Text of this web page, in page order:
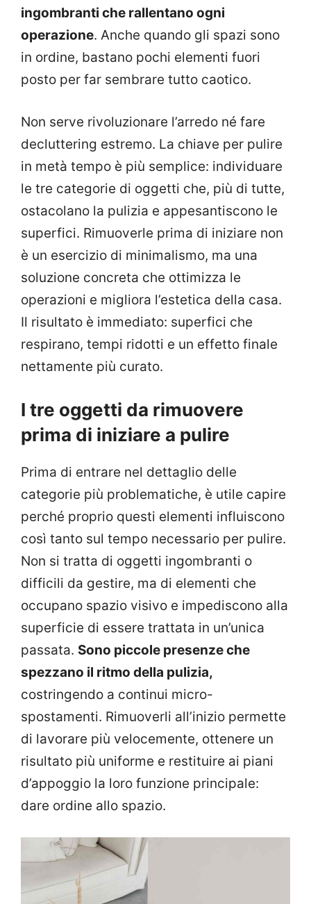
ingombranti che rallentano ogni
operazione. Anche quando gli spazi sono
in ordine, bastano pochi elementi fuori
posto per far sembrare tutto caotico.
Non serve rivoluzionare l’arredo né fare
decluttering estremo. La chiave per pulire
in metà tempo è più semplice: individuare
le tre categorie di oggetti che, più di tutte,
ostacolano la pulizia e appesantiscono le
superfici. Rimuoverle prima di iniziare non
è un esercizio di minimalismo, ma una
soluzione concreta che ottimizza le
operazioni e migliora l’estetica della casa.
Il risultato è immediato: superfici che
respirano, tempi ridotti e un effetto finale
nettamente più curato.
I tre oggetti da rimuovere
prima di iniziare a pulire
Prima di entrare nel dettaglio delle
categorie più problematiche, è utile capire
perché proprio questi elementi influiscono
così tanto sul tempo necessario per pulire.
Non si tratta di oggetti ingombranti o
difficili da gestire, ma di elementi che
occupano spazio visivo e impediscono alla
superficie di essere trattata in un’unica
passata. Sono piccole presenze che
spezzano il ritmo della pulizia,
costringendo a continui micro-
spostamenti. Rimuoverli all’inizio permette
di lavorare più velocemente, ottenere un
risultato più uniforme e restituire ai piani
d’appoggio la loro funzione principale:
dare ordine allo spazio.